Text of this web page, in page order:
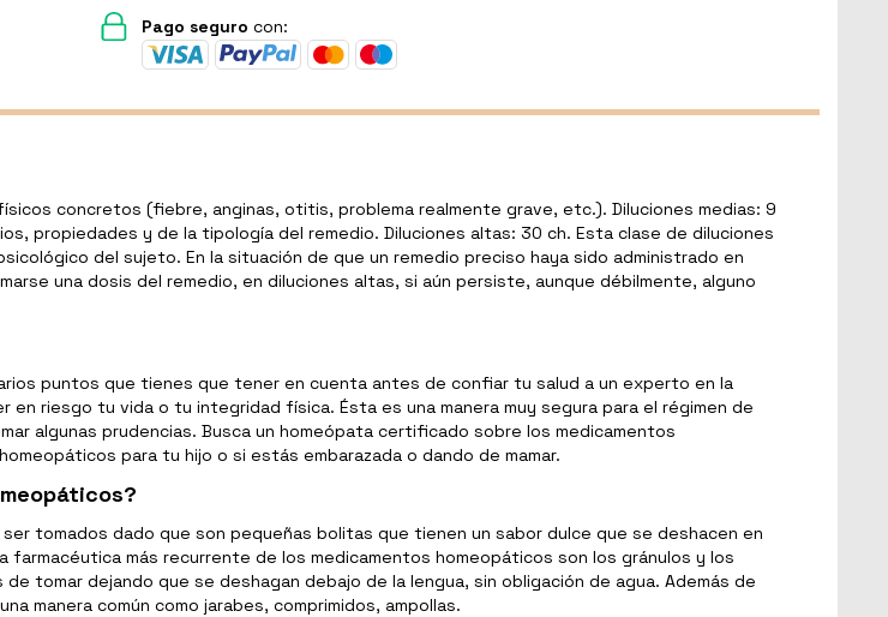
Pago seguro con:
concretos (fiebre, anginas, otitis, problema realmente grave, etc.). Diluciones medias: 9
propiedades y de la tipología del remedio. Diluciones altas: 30 ch. Esta clase de diluciones
del sujeto. En la situación de que un remedio preciso haya sido administrado en
una dosis del remedio, en diluciones altas, si aún persiste, aunque débilmente, alguno
puntos que tienes que tener en cuenta antes de confiar tu salud a un experto en la
riesgo tu vida o tu integridad física. Ésta es una manera muy segura para el régimen de
algunas prudencias. Busca un homeópata certificado sobre los medicamentos
para tu hijo o si estás embarazada o dando de mamar.
tomados dado que son pequeñas bolitas que tienen un sabor dulce que se deshacen en
farmacéutica más recurrente de los medicamentos homeopáticos son los gránulos y los
tomar dejando que se deshagan debajo de la lengua, sin obligación de agua. Además de
manera común como jarabes, comprimidos, ampollas.